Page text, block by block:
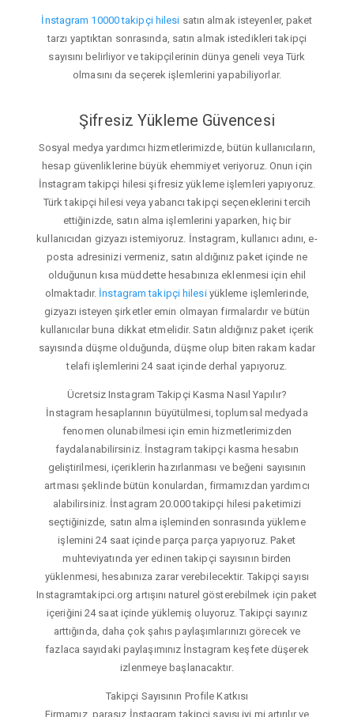
İnstagram 10000 takipçi hilesi satın almak isteyenler, paket
tarzı yaptıktan sonrasında, satın almak istedikleri takipçi
sayısını belirliyor ve takipçilerinin dünya geneli veya Türk
olmasını da seçerek işlemlerini yapabiliyorlar.
Şifresiz Yükleme Güvencesi
Sosyal medya yardımcı hizmetlerimizde, bütün kullanıcıların,
hesap güvenliklerine büyük ehemmiyet veriyoruz. Onun için
İnstagram takipçi hilesi şifresiz yükleme işlemleri yapıyoruz.
Türk takipçi hilesi veya yabancı takipçi seçeneklerini tercih
ettiğinizde, satın alma işlemlerini yaparken, hiç bir
kullanıcıdan gizyazı istemiyoruz. İnstagram, kullanıcı adını, e-
posta adresinizi vermeniz, satın aldığınız paket içinde ne
olduğunun kısa müddette hesabınıza eklenmesi için ehil
olmaktadır. İnstagram takipçi hilesiyükleme işlemlerinde,
gizyazı isteyen şirketler emin olmayan firmalardır ve bütün
kullanıcılar buna dikkat etmelidir. Satın aldığınız paket içerik
sayısında düşme olduğunda, düşme olup biten rakam kadar
telafi işlemlerini 24 saat içinde derhal yapıyoruz.
Ücretsiz Instagram Takipçi Kasma Nasıl Yapılır?
İnstagram hesaplarının büyütülmesi, toplumsal medyada
fenomen olunabilmesi için emin hizmetlerimizden
faydalanabilirsiniz. İnstagram takipçi kasma hesabın
geliştirilmesi, içeriklerin hazırlanması ve beğeni sayısının
artması şeklinde bütün konulardan, firmamızdan yardımcı
alabilirsiniz. İnstagram 20.000 takipçi hilesi paketimizi
seçtiğinizde, satın alma işleminden sonrasında yükleme
işlemini 24 saat içinde parça parça yapıyoruz. Paket
muhteviyatında yer edinen takipçi sayısının birden
yüklenmesi, hesabınıza zarar verebilecektir. Takipçi sayısı
Instagramtakipci.org artışını naturel gösterebilmek için paket
içeriğini 24 saat içinde yüklemiş oluyoruz. Takipçi sayınız
arttığında, daha çok şahıs paylaşımlarınızı görecek ve
fazlaca sayıdaki paylaşımınız İnstagram keşfete düşerek
izlenmeye başlanacaktır.
Takipçi Sayısının Profile Katkısı
Firmamız, parasız İnstagram takipçi sayısı iyi mi artırılır ve